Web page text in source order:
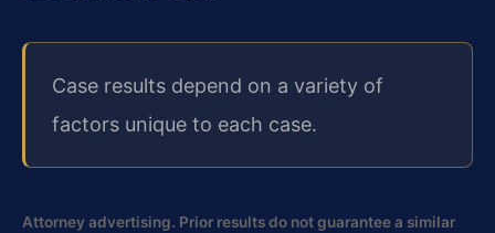
Case results depend on a variety of
factors unique to each case.
Attorney advertising. Prior results do not guarantee a similar